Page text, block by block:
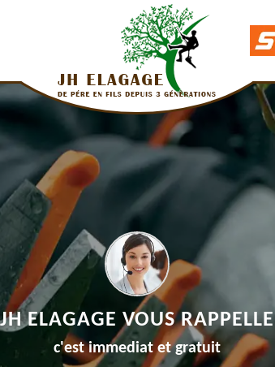
JH ELAGAGE VOUS RAPPELLE
c'est immediat et gratuit